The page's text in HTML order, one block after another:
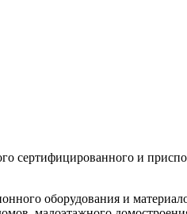
сертифицированного и
оборудования и